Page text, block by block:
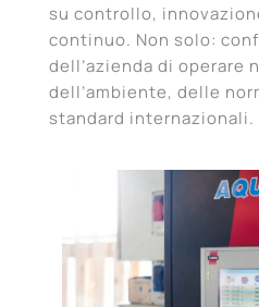
su controllo,
continuo. Non solo:
dell’azienda di operare
dell’ambiente, delle
standard internazionali.